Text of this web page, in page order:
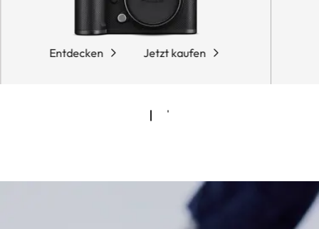
Entdecken Jetzt kaufen